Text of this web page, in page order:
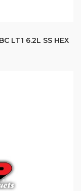
LT1 6.2L SS HEX